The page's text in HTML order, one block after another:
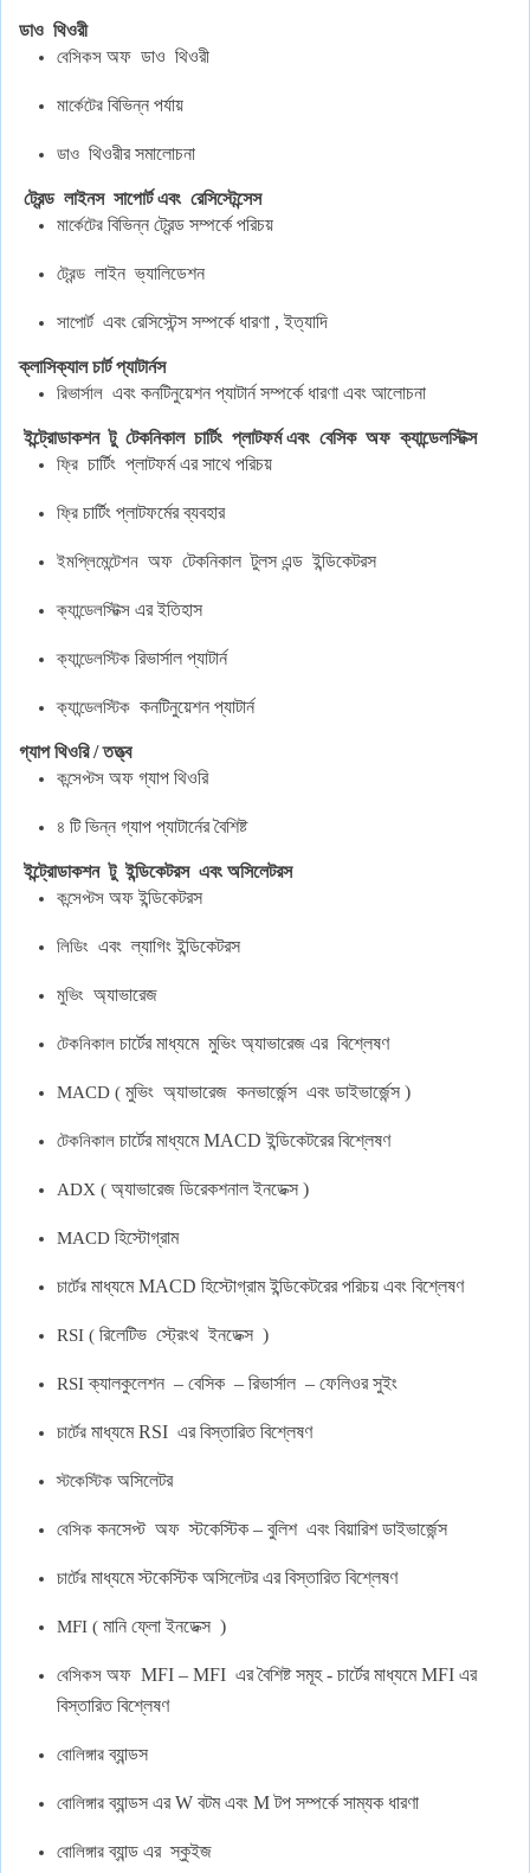
ডাও থিওরী
বেসিকস অফ ডাও থিওরী
মার্কেটের বিভিন্ন পর্যায়
ডাও থিওরীর সমালোচনা
ট্রেন্ড লাইনস সাপোর্ট এবং রেসিস্টেন্সেস
মার্কেটের বিভিন্ন ট্রেন্ড সম্পর্কে পরিচয়
ট্রেন্ড লাইন ভ্যালিডেশন
সাপোর্ট এবং রেসিস্টেন্স সম্পর্কে ধারণা ,ইত্যাদি
ক্লাসিক্যাল চার্ট প্যাটার্নস
রিভার্সাল এবং কনটিনুয়েশন প্যাটার্ন সম্পর্কে ধারণা এবং আলোচনা
ইন্ট্রোডাকশন টু টেকনিকাল চার্টিং প্লাটফর্ম এবং বেসিক অফ ক্যান্ডেলস্টিক্স
ফ্রি চার্টিং প্লাটফর্ম এর সাথে পরিচয়
ফ্রি চার্টিং প্লাটফর্মের ব্যবহার
ইমপ্লিমেন্টেশন অফ টেকনিকাল টুলস এন্ড ইন্ডিকেটরস
ক্যান্ডেলস্টিক্স এর ইতিহাস
ক্যান্ডেলস্টিক রিভার্সাল প্যাটার্ন
ক্যান্ডেলস্টিক কনটিনুয়েশন প্যাটার্ন
গ্যাপ থিওরি/তত্ত্ব
কন্সেপ্টস অফ গ্যাপ থিওরি
৪ টি ভিন্ন গ্যাপ প্যাটার্নের বৈশিষ্ট
ইন্ট্রোডাকশন টু ইন্ডিকেটরস এবং অসিলেটরস
কন্সেপ্টস অফ ইন্ডিকেটরস
লিডিং এবং ল্যাগিং ইন্ডিকেটরস
মুভিং অ্যাভারেজ
টেকনিকাল চার্টের মাধ্যমে মুভিং অ্যাভারেজ এর বিশ্লেষণ
MACD ( মুভিং অ্যাভারেজ কনভার্জেন্স এবং ডাইভার্জেন্স )
টেকনিকাল চার্টের মাধ্যমেMACDইন্ডিকেটরের বিশ্লেষণ
ADX ( অ্যাভারেজ ডিরেকশনাল ইনডেক্স )
MACD হিস্টোগ্রাম
চার্টের মাধ্যমেMACD হিস্টোগ্রাম ইন্ডিকেটরের পরিচয় এবং বিশ্লেষণ
RSI ( রিলেটিভ স্ট্রেংথ ইনডেক্স )
RSIক্যালকুলেশন – বেসিক – রিভার্সাল – ফেলিওর সুইং
চার্টের মাধ্যমেRSI এর বিস্তারিত বিশ্লেষণ
স্টকেস্টিক অসিলেটর
বেসিক কনসেপ্ট অফ স্টকেস্টিক – বুলিশ এবং বিয়ারিশ ডাইভার্জেন্স
চার্টের মাধ্যমে স্টকেস্টিক অসিলেটর এর বিস্তারিত বিশ্লেষণ
MFI ( মানি ফ্লো ইনডেক্স )
বেসিকস অফ MFI – MFI এর বৈশিষ্ট সমূহ- চার্টের মাধ্যমেMFI এর
বিস্তারিত বিশ্লেষণ
বোলিঙ্গারব্যান্ডস
বোলিঙ্গারব্যান্ডস এরW বটম এবং Mটপ সম্পর্কে সাম্যক ধারণা
বোলিঙ্গারব্যান্ড এর স্কুইজ